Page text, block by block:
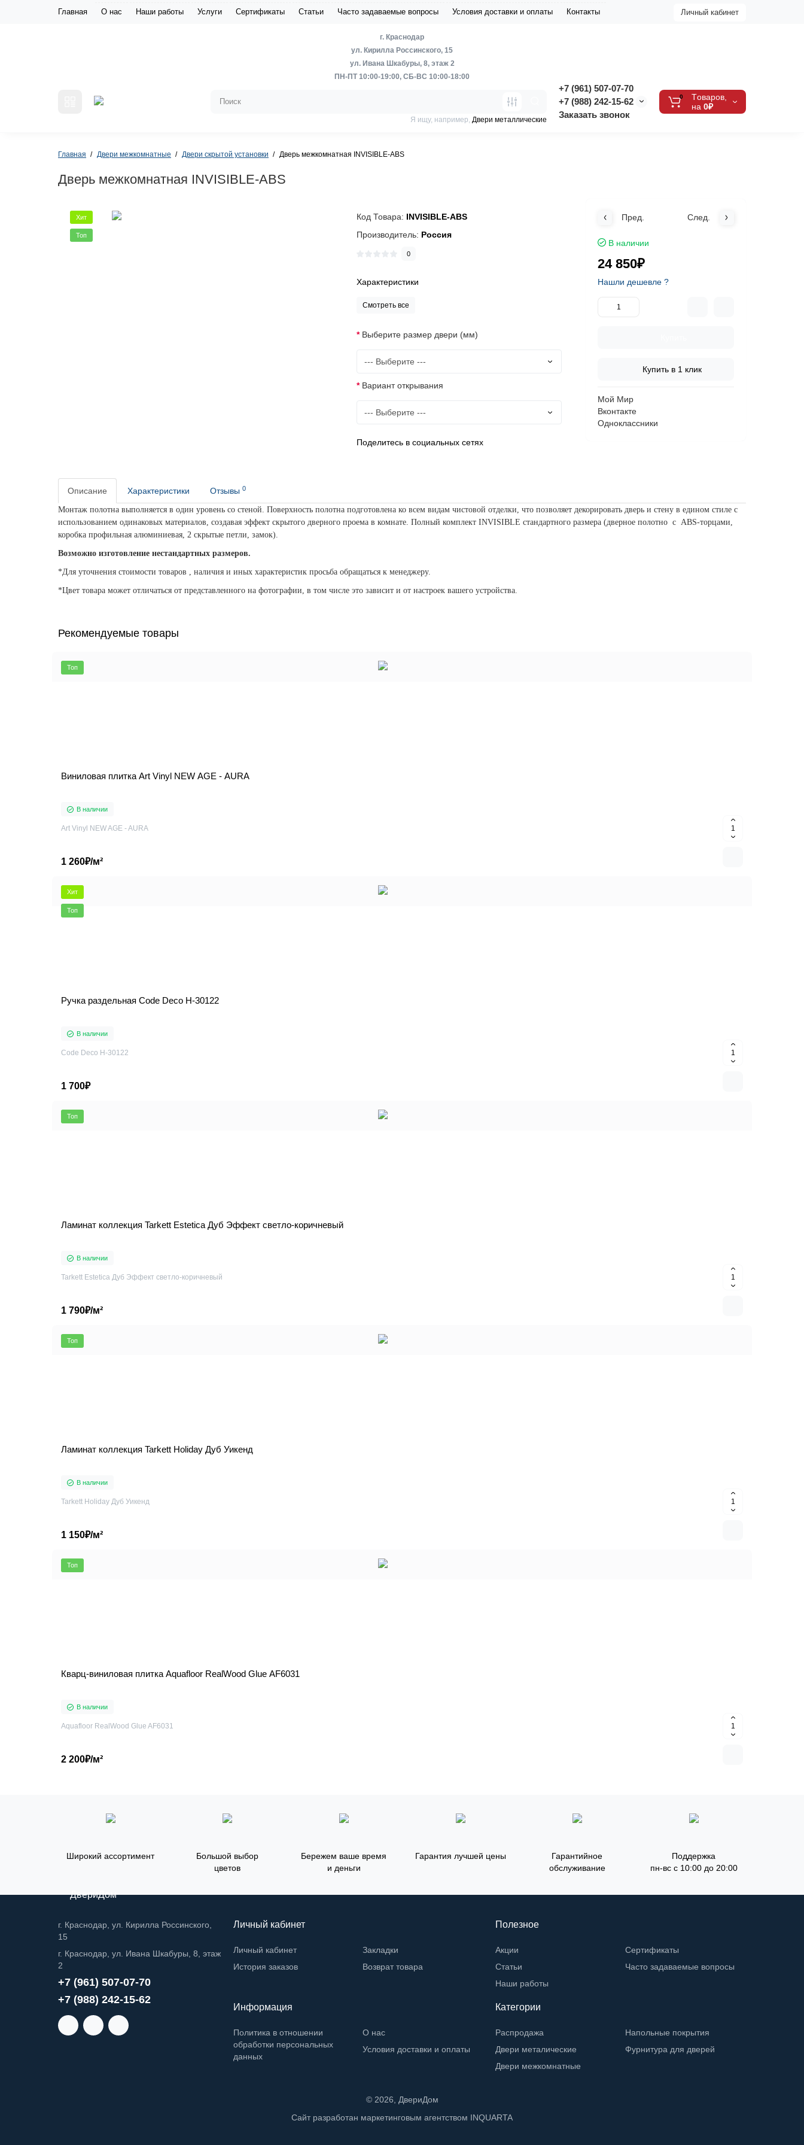
Главная О нас Наши работы Услуги Сертификаты Статьи Часто задаваемые вопросы Условия доставки и оплаты Контакты Личный кабинет
г. Краснодар
ул. Кирилла Россинского, 15
ул. Ивана Шкабуры, 8, этаж 2
ПН-ПТ 10:00-19:00, СБ-ВС 10:00-18:00
+7 (961) 507-07-70
+7 (988) 242-15-62
Заказать звонок
Я ищу, например, Двери металлические
0
Tоваров,
на 0₽
Главная Двери межкомнатные Двери скрытой установки Дверь межкомнатная INVISIBLE-ABS
Дверь межкомнатная INVISIBLE-ABS
Хит
Топ
Код Товара: INVISIBLE-ABS
Производитель: Россия
0
Характеристики
Смотреть все
Выберите размер двери (мм)
Вариант открывания
Поделитесь в социальных сетях
Пред. След.
В наличии
24 850₽
Нашли дешевле ?
Купить в 1 клик
Мой Мир
Вконтакте
Одноклассники
Описание Характеристики Отзывы 0
Монтаж полотна выполняется в один уровень со стеной. Поверхность полотна подготовлена ко всем видам чистовой отделки, что позволяет декорировать дверь и стену в едином стиле с
использованием одинаковых материалов, создавая эффект скрытого дверного проема в комнате. Полный комплект INVISIBLE стандартного размера (дверное полотно c ABS-торцами,
коробка профильная алюминиевая, 2 скрытые петли, замок).
Возможно изготовление нестандартных размеров.
*Для уточнения стоимости товаров , наличия и иных характеристик просьба обращаться к менеджеру.
*Цвет товара может отличаться от представленного на фотографии, в том числе это зависит и от настроек вашего устройства.
Рекомендуемые товары
Топ
Виниловая плитка Art Vinyl NEW AGE - AURA
В наличии
Art Vinyl NEW AGE - AURA
1 260₽/м²
Хит
Топ
Ручка раздельная Code Deco H-30122
В наличии
Code Deco H-30122
1 700₽
Топ
Ламинат коллекция Tarkett Estetica Дуб Эффект светло-коричневый
В наличии
Tarkett Estetica Дуб Эффект светло-коричневый
1 790₽/м²
Топ
Ламинат коллекция Tarkett Holiday Дуб Уикенд
В наличии
Tarkett Holiday Дуб Уикенд
1 150₽/м²
Топ
Кварц-виниловая плитка Aquafloor RealWood Glue AF6031
В наличии
Aquafloor RealWood Glue AF6031
2 200₽/м²
Широкий ассортимент
Большой выбор
цветов
Бережем ваше время
и деньги
Гарантия лучшей цены
Гарантийное
обслуживание
Поддержка
пн-вс с 10:00 до 20:00
ДвериДом
г. Краснодар, ул. Кирилла Россинского,
15
г. Краснодар, ул. Ивана Шкабуры, 8, этаж
2
+7 (961) 507-07-70
+7 (988) 242-15-62
Личный кабинет
Личный кабинет
История заказов
Закладки
Возврат товара
Полезное
Акции
Статьи
Наши работы
Сертификаты
Часто задаваемые вопросы
Информация
Политика в отношении
обработки персональных
данных
О нас
Условия доставки и оплаты
Категории
Распродажа
Двери металические
Двери межкомнатные
Напольные покрытия
Фурнитура для дверей
© 2026 , ДвериДом
Сайт разработан маркетинговым агентством INQUARTA